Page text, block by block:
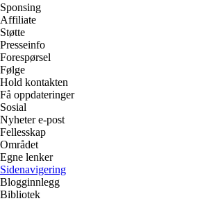
Sponsing
Affiliate
Støtte
Presseinfo
Forespørsel
Følge
Hold kontakten
Få oppdateringer
Sosial
Nyheter e-post
Fellesskap
Området
Egne lenker
Sidenavigering
Blogginnlegg
Bibliotek